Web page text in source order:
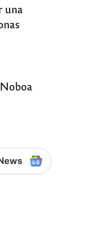
una